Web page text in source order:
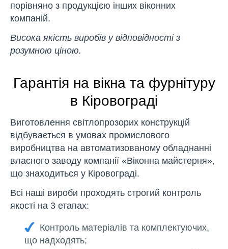
порівняно з продукцією інших віконних
компаній.
Висока якість виробів у відповідності з
розумною ціною.
Гарантія на вікна та фурнітуру
в Кіровограді
Виготовлення світлопрозорих конструкцій
відбувається в умовах промислового
виробництва на автоматизованому обладнанні
власного заводу компанії «Віконна майстерня»,
що знаходиться у Кіровограді.
Всі наші вироби проходять строгий контроль
якості на 3 етапах:
Контроль матеріалів та комплектуючих,
що надходять;